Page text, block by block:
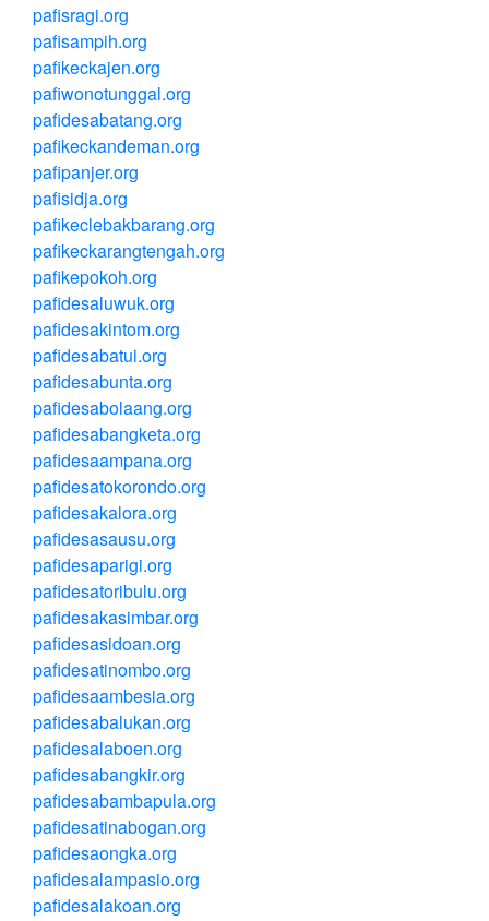
pafisragi.org
pafisampih.org
pafikeckajen.org
pafiwonotunggal.org
pafidesabatang.org
pafikeckandeman.org
pafipanjer.org
pafisidja.org
pafikeclebakbarang.org
pafikeckarangtengah.org
pafikepokoh.org
pafidesaluwuk.org
pafidesakintom.org
pafidesabatui.org
pafidesabunta.org
pafidesabolaang.org
pafidesabangketa.org
pafidesaampana.org
pafidesatokorondo.org
pafidesakalora.org
pafidesasausu.org
pafidesaparigi.org
pafidesatoribulu.org
pafidesakasimbar.org
pafidesasidoan.org
pafidesatinombo.org
pafidesaambesia.org
pafidesabalukan.org
pafidesalaboen.org
pafidesabangkir.org
pafidesabambapula.org
pafidesatinabogan.org
pafidesaongka.org
pafidesalampasio.org
pafidesalakoan.org